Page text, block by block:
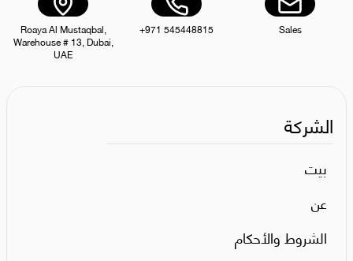
Sales
+971 545448815
Roaya Al Mustaqbal,
Warehouse # 13, Dubai,
UAE
الشركة
بيت
عن
الشروط والأحكام